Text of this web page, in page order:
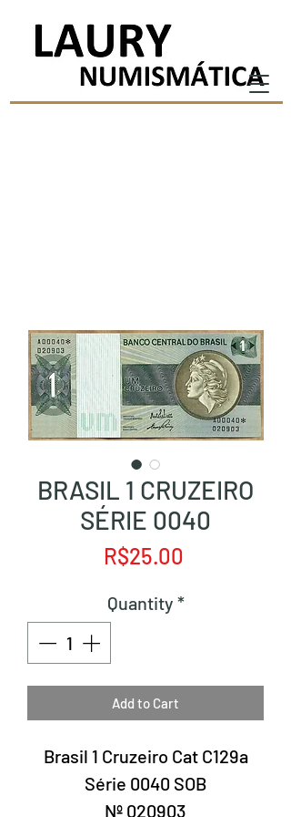
BRASIL 1 CRUZEIRO
SÉRIE 0040
R$25.00
Quantity *
Add to Cart
Brasil 1 Cruzeiro Cat C129a
Série 0040 SOB
Nº 020903